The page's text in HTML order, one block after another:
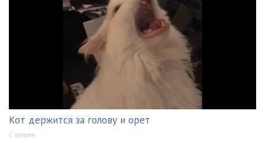
Кот держится за голову и орет
С котами